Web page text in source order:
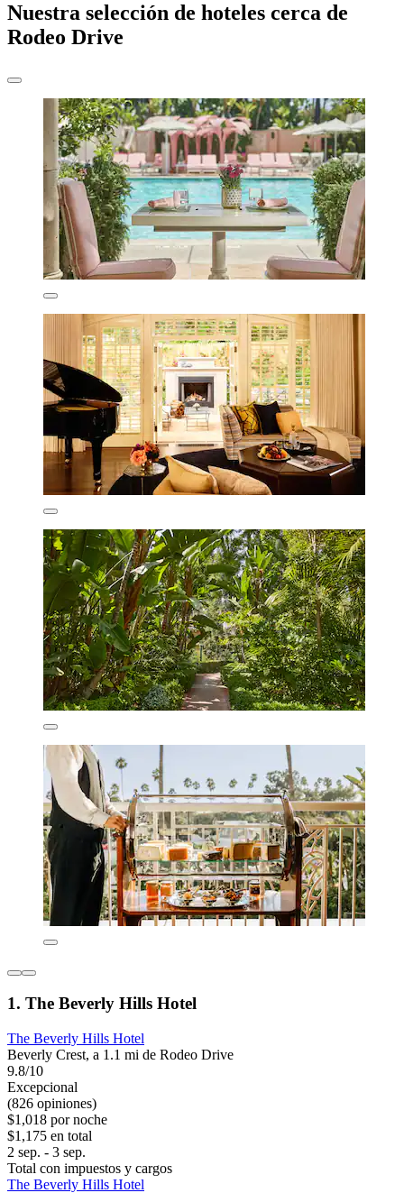
Nuestra selección de hoteles cerca de
Rodeo Drive
1. The Beverly Hills Hotel
The Beverly Hills Hotel
Beverly Crest, a 1.1 mi de Rodeo Drive
9.8/10
Excepcional
(826 opiniones)
$1,018 por noche
$1,175 en total
2 sep. - 3 sep.
Total con impuestos y cargos
The Beverly Hills Hotel